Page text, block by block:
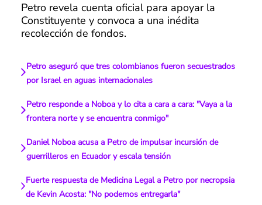
Petro revela cuenta oficial para apoyar la
Constituyente y convoca a una inédita
recolección de fondos.
Petro aseguró que tres colombianos fueron secuestrados
por Israel en aguas internacionales
Petro responde a Noboa y lo cita a cara a cara: "Vaya a la
frontera norte y se encuentra conmigo"
Daniel Noboa acusa a Petro de impulsar incursión de
guerrilleros en Ecuador y escala tensión
Fuerte respuesta de Medicina Legal a Petro por necropsia
de Kevin Acosta: "No podemos entregarla"